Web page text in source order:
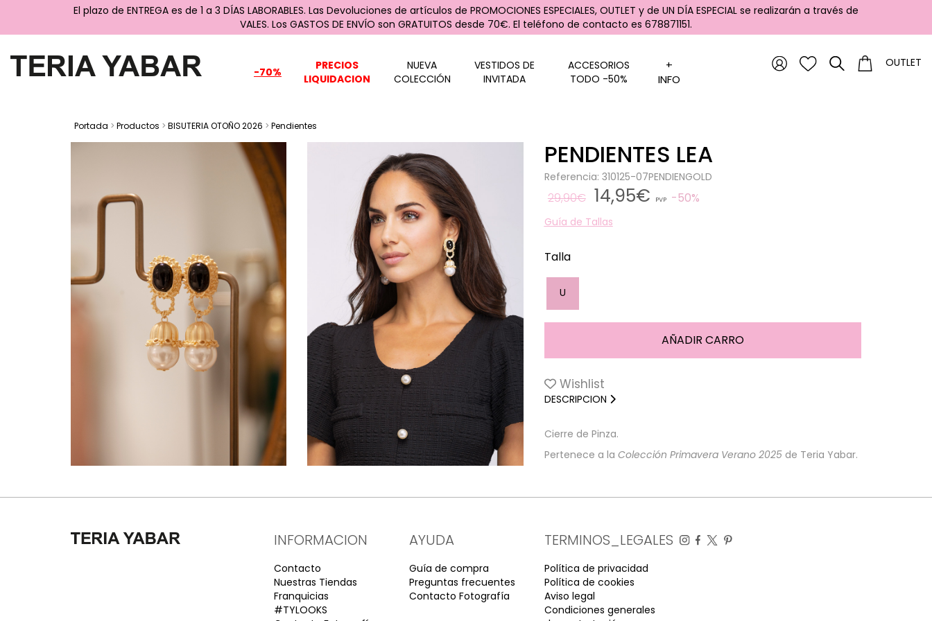
El plazo de ENTREGA es de 1 a 3 DÍAS LABORABLES. Las Devoluciones de artículos de PROMOCIONES ESPECIALES, OUTLET y de UN DÍA ESPECIAL se realizarán a través de
VALES. Los GASTOS DE ENVÍO son GRATUITOS desde 70€. El teléfono de contacto es 678871151.
OUTLET
-70%
PRECIOS
LIQUIDACION
NUEVA
COLECCIÓN
VESTIDOS DE
INVITADA
ACCESORIOS
TODO -50%
+
INFO
Portada > Productos > BISUTERIA OTOÑO 2026 > Pendientes
PENDIENTES LEA
Referencia: 310125-07PENDIENGOLD
29,90€ 14,95€ PVP 50%
Guía de Tallas
Talla
U
Wishlist
DESCRIPCION
Cierre de Pinza.
Pertenece a la Colección Primavera Verano 2025de Teria Yabar.
INFORMACION
Contacto
Nuestras Tiendas
Franquicias
#TYLOOKS
AYUDA
Guía de compra
Preguntas frecuentes
Contacto Fotografía
TERMINOS_LEGALES
Política de privacidad
Política de cookies
Aviso legal
Condiciones generales